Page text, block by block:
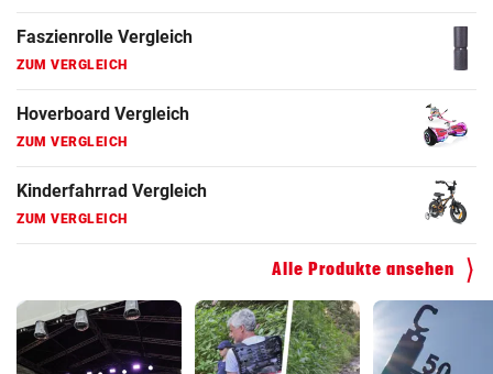
Faszienrolle Vergleich
ZUM VERGLEICH
Hoverboard Vergleich
ZUM VERGLEICH
Kinderfahrrad Vergleich
ZUM VERGLEICH
Alle Produkte ansehen